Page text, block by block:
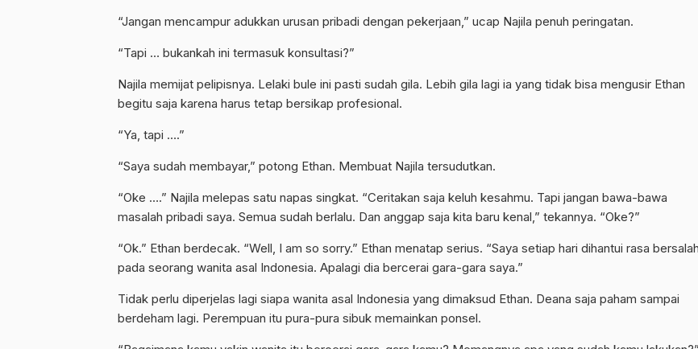
“Jangan mencampur adukkan urusan pribadi dengan pekerjaan,” ucap Najila penuh peringatan.
“Tapi … bukankah ini termasuk konsultasi?”
Najila memijat pelipisnya. Lelaki bule ini pasti sudah gila. Lebih gila lagi ia yang tidak bisa mengusir Ethan
begitu saja karena harus tetap bersikap profesional.
“Ya, tapi ….”
“Saya sudah membayar,” potong Ethan. Membuat Najila tersudutkan.
“Oke ….” Najila melepas satu napas singkat. “Ceritakan saja keluh kesahmu. Tapi jangan bawa-bawa
masalah pribadi saya. Semua sudah berlalu. Dan anggap saja kita baru kenal,” tekannya. “Oke?”
“Ok.” Ethan berdecak. “Well, I am so sorry.” Ethan menatap serius. “Saya setiap hari dihantui rasa bersalah
pada seorang wanita asal Indonesia. Apalagi dia bercerai gara-gara saya.”
Tidak perlu diperjelas lagi siapa wanita asal Indonesia yang dimaksud Ethan. Deana saja paham sampai
berdeham lagi. Perempuan itu pura-pura sibuk memainkan ponsel.